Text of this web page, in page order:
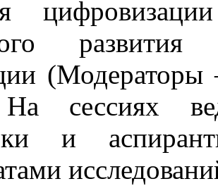
развития
сессиях
и